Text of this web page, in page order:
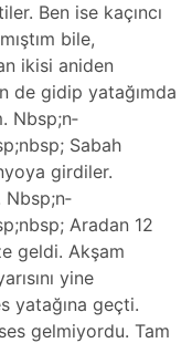
Ben ise kaçıncı
bile,
ikisi aniden
de gidip yatağımda
Nbsp;n­
Sabah
girdiler.
Nbsp;n­
Aradan 12
geldi. Akşam
yine
yatağına geçti.
gelmiyordu. Tam